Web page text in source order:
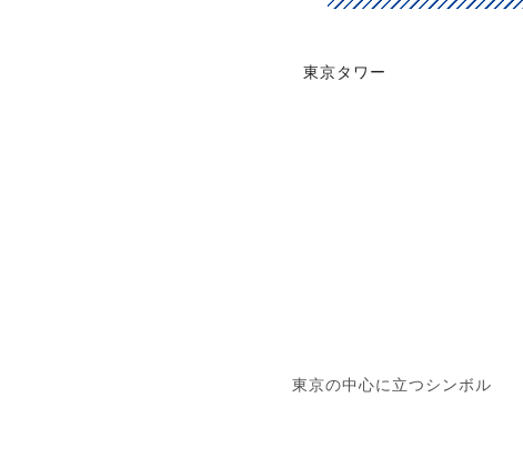
東京タワー
東京の中心に立つシンボル